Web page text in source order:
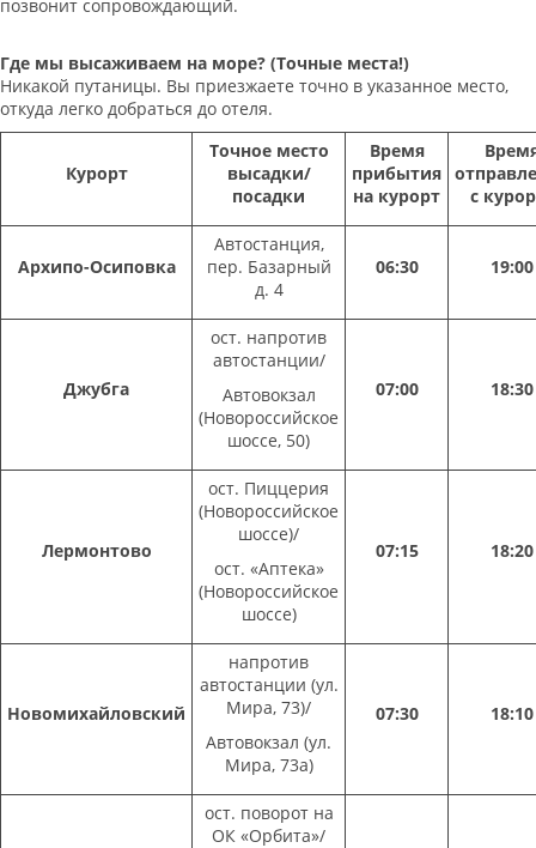
позвонит сопровождающий.
Где мы высаживаем на море? (Точные места!)
Никакой путаницы. Вы приезжаете точно в указанное место,
откуда легко добраться до отеля.
Курорт
Точное место
высадки/
посадки
Время
прибытия
на курорт
с
Архипо-Осиповка
Автостанция,
пер. Базарный
д. 4
06:30 19:00
Джубга
ост. напротив
автостанции/
Автовокзал
(Новороссийское
шоссе, 50)
07:00 18:30
Лермонтово
ост. Пиццерия
(Новороссийское
шоссе)/
ост. «Аптека»
(Новороссийское
шоссе)
07:15 18:20
Новомихайловский
напротив
автостанции (ул.
Мира, 73)/
Автовокзал (ул.
Мира, 73а)
07:30 18:10
ост. поворот на
ОК «Орбита»/